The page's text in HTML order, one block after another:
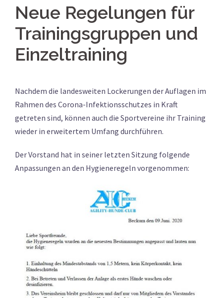
Neue Regelungen für
Trainingsgruppen und
Einzeltraining
Nachdem die landesweiten Lockerungen der Auflagen im
Rahmen des Corona-Infektionsschutzes in Kraft
getreten sind, können auch die Sportvereine ihr Training
wieder in erweitertem Umfang durchführen.
Der Vorstand hat in seiner letzten Sitzung folgende
Anpassungen an den Hygieneregeln vorgenommen: